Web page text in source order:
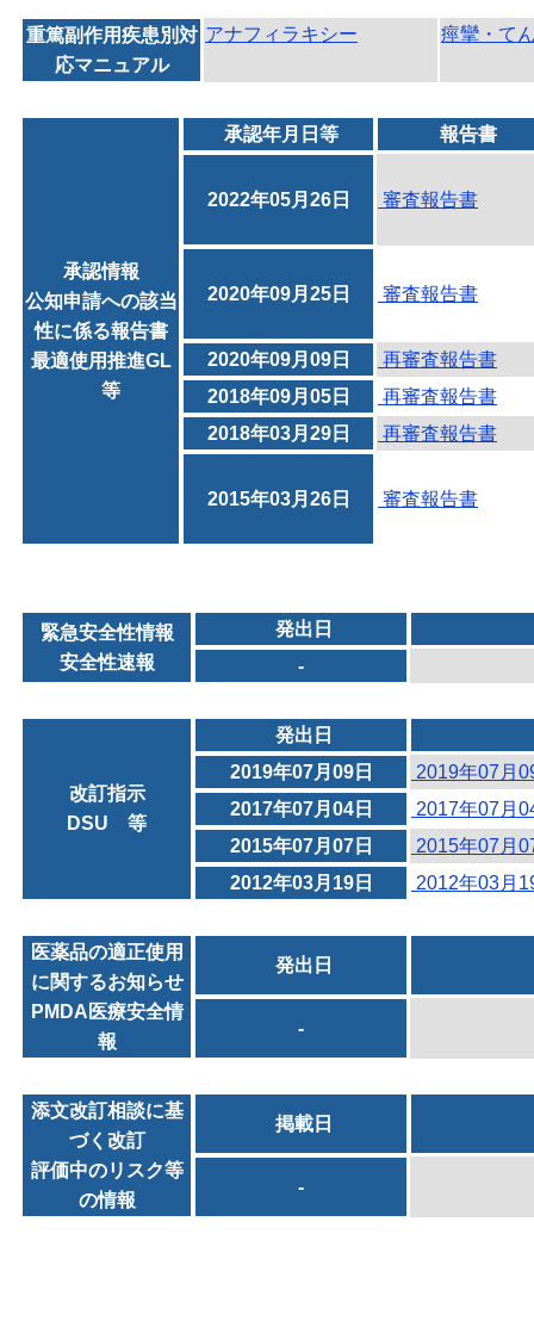
重篤副作用疾患別対
応マニュアル
アナフィラキシー 痙攣・て
承認情報
公知申請への該当
性に係る報告書
最適使用推進GL
等
承認年月日等 報告書
2022年05月26日 審査報告書
2020年09月25日 審査報告書
2020年09月09日
再審査報告書
2018年09月05日
再審査報告書
2018年03月29日
再審査報告書
2015年03月26日 審査報告書
緊急安全性情報
安全性速報
発出日
-
改訂指示
DSU 等
発出日
2019年07月09日
2019年07月
2017年07月04日
2017年07月
2015年07月07日
2015年07月
2012年03月19日
2012年03月
医薬品の適正使用
に関するお知らせ
PMDA医療安全情
報
発出日
-
添文改訂相談に基
づく改訂
評価中のリスク等
の情報
掲載日
-